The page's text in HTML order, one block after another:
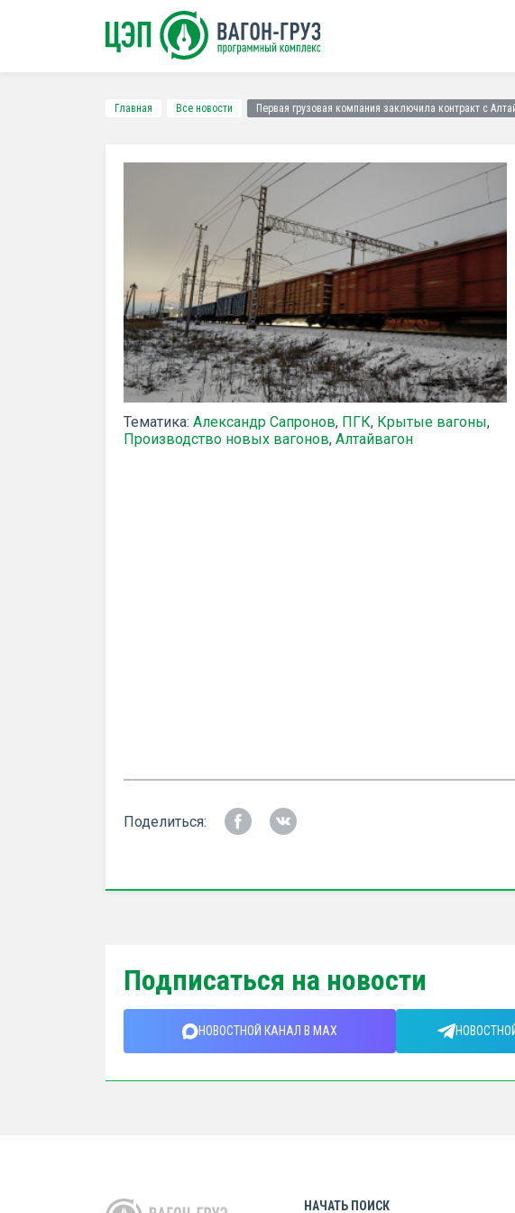
Главная Все новости Первая грузовая компания заключила контракт с
Тематика: Александр Сапронов, ПГК, Крытые вагоны,
Производство новых вагонов, Алтайвагон
Поделиться:
Подписаться на новости
НОВОСТНОЙ КАНАЛ В MAX
НАЧАТЬ ПОИСК